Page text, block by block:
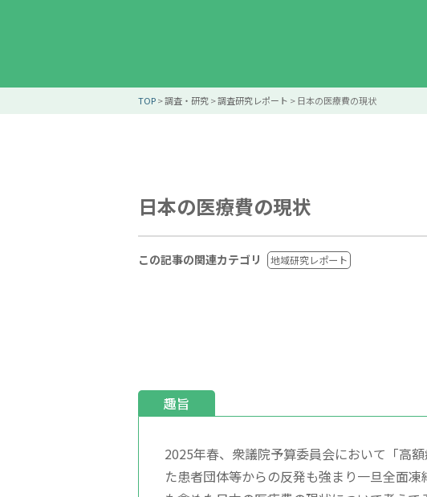
TOP>調査・研究>調査研究レポート >日本の医療費の現状
日本の医療費の現状
この記事の関連カテゴリ 地域研究レポート
趣旨
2025年春、衆議院予算委員会において「高
た患者団体等からの反発も強まり一旦全面